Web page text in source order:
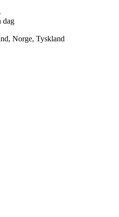
dag
Norge, Tyskland